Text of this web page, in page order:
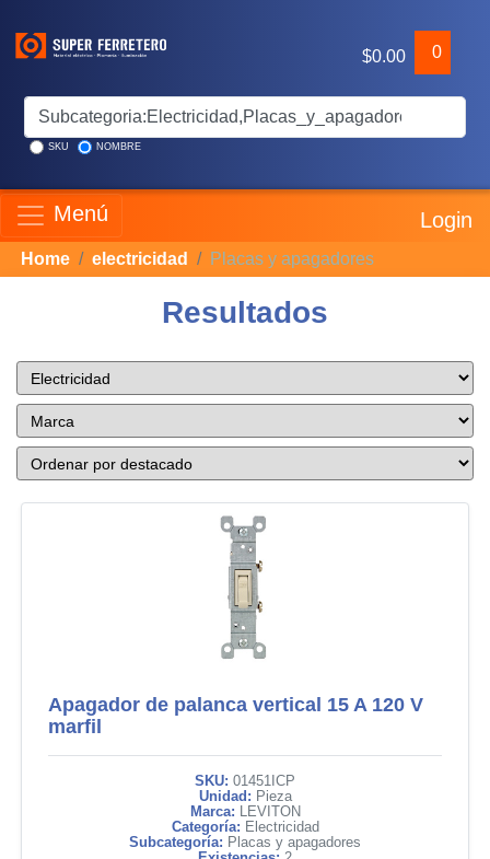
$0.00 0
SKU NOMBRE
Menú Login
Home electricidad Placas y apagadores
Resultados
Apagador de palanca vertical 15 A 120 V
marfil
SKU: 01451ICP
Unidad: Pieza
Marca: LEVITON
Categoría: Electricidad
Subcategoría: Placas y apagadores